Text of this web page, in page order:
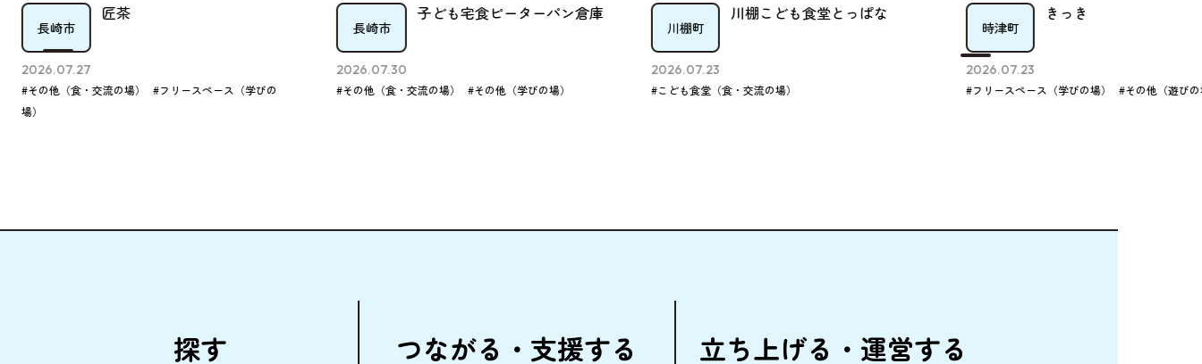
2026.07.30
#その他（食・交流の場） #その他（学びの場）
川棚こども食堂とっぱな
2026.07.23
#こども食堂（食・交流の場）
きっき
2026.07.23
#フリースペース（学びの場）
2026.07.21
#その他（学びの場）
探す つながる・ 支援する 立ち上げる・ 運営する